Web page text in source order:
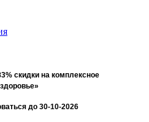
скидки на комплексное
до 30-10-2026